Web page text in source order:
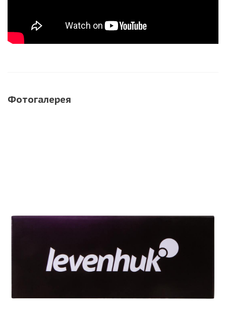
Фотогалерея